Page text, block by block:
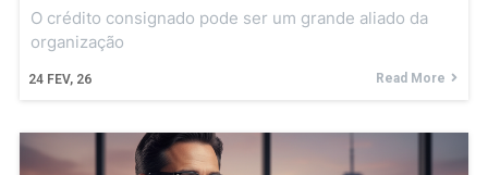
24 FEV, 26
O crédito consignado pode ser um grande aliado da
organização
Read More